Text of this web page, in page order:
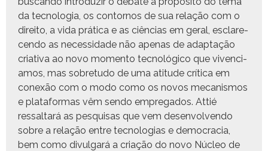
da tec­nolo­gia, os con­tornos de sua relação com o
dire­ito, a vida práti­ca e as ciên­cias em ger­al, esclare­
cen­do as neces­si­dade não ape­nas de adap­tação
cria­ti­va ao novo momen­to tec­nológi­co que viven­ci­
amos, mas sobre­tu­do de uma ati­tude críti­ca em
conexão com o modo como os novos mecan­is­mos
e platafor­mas vêm sendo empre­ga­dos. Attié
ressaltará as pesquisas que vem desen­vol­ven­do
sobre a relação entre tec­nolo­gias e democ­ra­cia,
bem como divul­gará a cri­ação do novo Núcleo de